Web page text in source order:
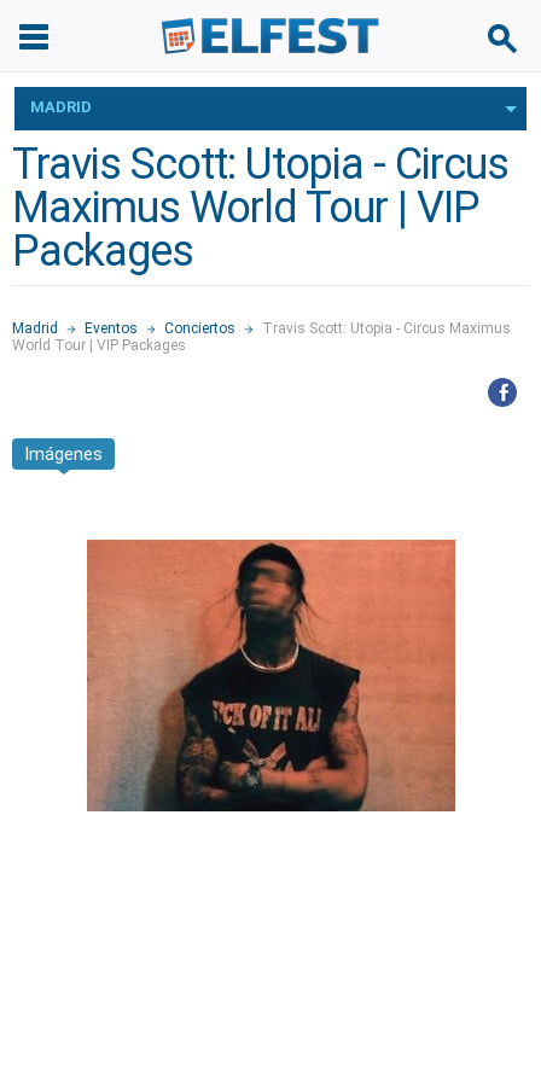
MADRID
Travis Scott: Utopia - Circus
Maximus World Tour | VIP
Packages
Madrid Eventos Conciertos
Travis Scott: Utopia - Circus Maximus
World Tour | VIP Packages
Imágenes